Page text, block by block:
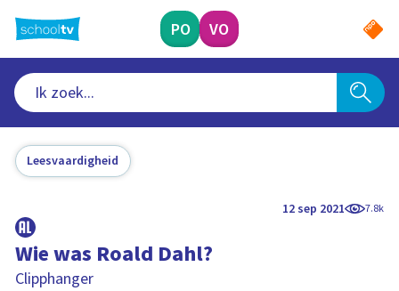
naar
hoofdinhoud
PO VO
Leesvaardigheid
12 sep 2021 7.8k
Wie was Roald Dahl?
Clipphanger